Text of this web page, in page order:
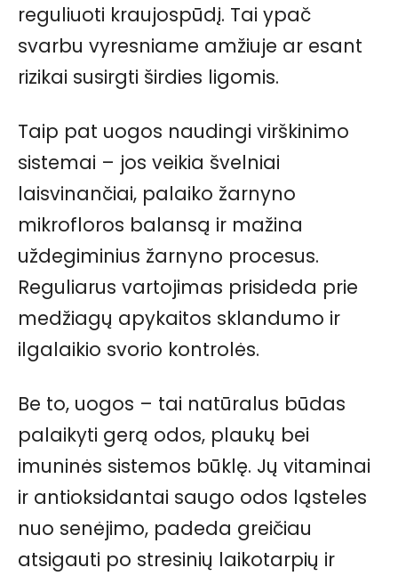
reguliuoti kraujospūdį. Tai ypač
svarbu vyresniame amžiuje ar esant
rizikai susirgti širdies ligomis.
Taip pat uogos naudingi virškinimo
sistemai – jos veikia švelniai
laisvinančiai, palaiko žarnyno
mikrofloros balansą ir mažina
uždegiminius žarnyno procesus.
Reguliarus vartojimas prisideda prie
medžiagų apykaitos sklandumo ir
ilgalaikio svorio kontrolės.
Be to, uogos – tai natūralus būdas
palaikyti gerą odos, plaukų bei
imuninės sistemos būklę. Jų vitaminai
ir antioksidantai saugo odos ląsteles
nuo senėjimo, padeda greičiau
atsigauti po stresinių laikotarpių ir